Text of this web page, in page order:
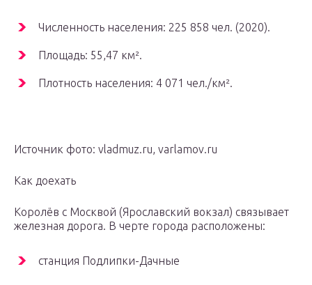
Численность населения: 225 858 чел. (2020).
Площадь: 55,47 км².
Плотность населения: 4 071 чел./км².
Источник фото: vladmuz.ru, varlamov.ru
Как доехать
Королёв с Москвой (Ярославский вокзал) связывает
железная дорога. В черте города расположены:
станция Подлипки-Дачные